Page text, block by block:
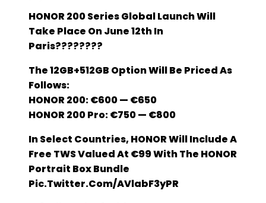
HONOR 200 Series Global Launch Will
Take Place On June 12th In
Paris????????
The 12GB+512GB Option Will Be Priced As
Follows:
HONOR 200: €600 — €650
HONOR 200 Pro: €750 — €800
In Select Countries, HONOR Will Include A
Free TWS Valued At €99 With The HONOR
Portrait Box Bundle
Pic.twitter.com/AVlabF3yPR